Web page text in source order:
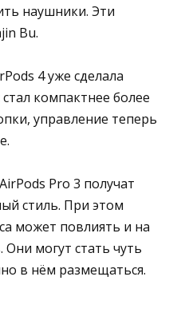
наушники. Эти
Bu.
4 уже сделала
компактнее более
управление теперь
Pro 3 получат
стиль. При этом
может повлиять и на
могут стать чуть
в нём размещаться.